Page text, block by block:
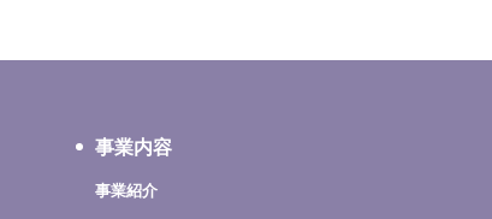
事業内容
事業紹介